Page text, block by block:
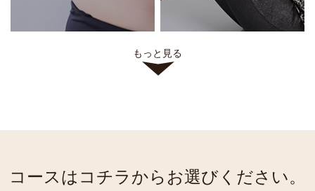
もっと見る
コースはコチラからお選びください。